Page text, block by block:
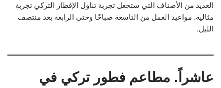
العديد من الأصناف التي ستجعل تجربة تناول الإفطار التركي تجربة
مثالية. مواعيد العمل من التاسعة صباحًا وحتى الرابعة بعد منتصف
الليل.
عاشراً. مطاعم فطور تركي في